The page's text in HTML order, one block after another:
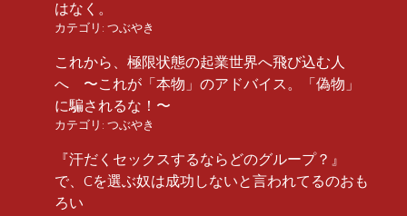
はなく。
カテゴリ: つぶやき
これから、極限状態の起業世界へ飛び込む人
へ 〜これが「本物」のアドバイス。「偽物」
に騙されるな！〜
カテゴリ: つぶやき
『汗だくセックスするならどのグループ？』
で、Cを選ぶ奴は成功しないと言われてるのおも
ろい